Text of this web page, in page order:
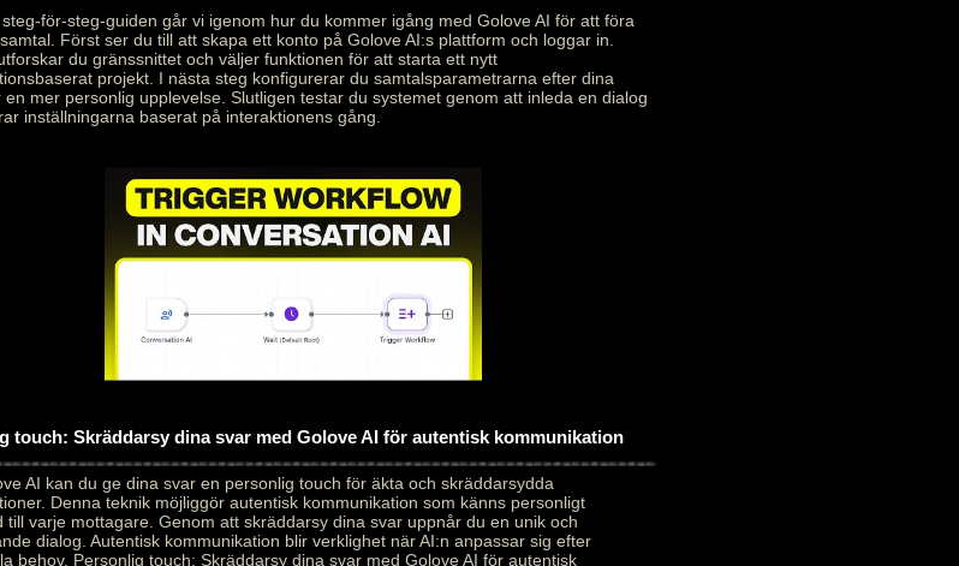
för-steg-guiden går vi igenom hur du kommer igång med Golove AI för att föra
Först ser du till att skapa ett konto på Golove AI:s plattform och loggar in.
du gränssnittet och väljer funktionen för att starta ett nytt
projekt. I nästa steg konfigurerar du samtalsparametrarna efter dina
en mer personlig upplevelse. Slutligen testar du systemet genom att inleda en dialog
inställningarna baserat på interaktionens gång.
touch: Skräddarsy dina svar med Golove AI för autentisk kommunikation
AI kan du ge dina svar en personlig touch för äkta och skräddarsydda
Denna teknik möjliggör autentisk kommunikation som känns personligt
till varje mottagare. Genom att skräddarsy dina svar uppnår du en unik och
dialog. Autentisk kommunikation blir verklighet när AI:n anpassar sig efter
behov. Personlig touch: Skräddarsy dina svar med Golove AI för autentisk